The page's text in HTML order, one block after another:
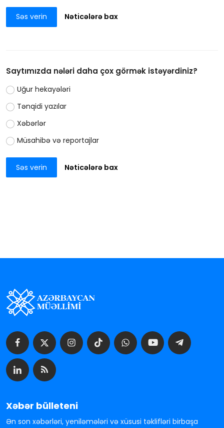
Səs verin Nəticələrə bax
Saytımızda nələri daha çox görmək istəyərdiniz?
Uğur hekayələri
Tənqidi yazılar
Xəbərlər
Müsahibə və reportajlar
Səs verin Nəticələrə bax
Xəbər bülleteni
Ən son xəbərləri, yeniləmələri və xüsusi təklifləri birbaşa